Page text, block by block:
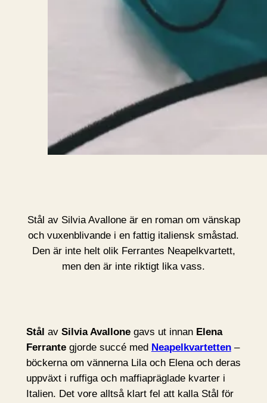
Stål av Silvia Avallone är en roman om vänskap
och vuxenblivande i en fattig italiensk småstad.
Den är inte helt olik Ferrantes Neapelkvartett,
men den är inte riktigt lika vass.
Stål av Silvia Avallonegavs ut innan Elena
Ferrantegjorde succé med Neapelkvartetten–
böckerna om vännerna Lila och Elena och deras
uppväxt i ruffiga och maffiapräglade kvarter i
Italien. Det vore alltså klart fel att kalla Stål för